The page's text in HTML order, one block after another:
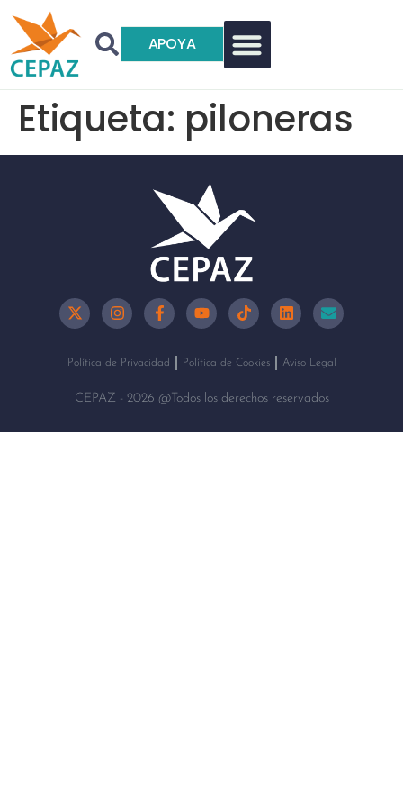
APOYA
Etiqueta: piloneras
Política de Privacidad Política de Cookies Aviso Legal
CEPAZ - 2026 @Todos los derechos reservados